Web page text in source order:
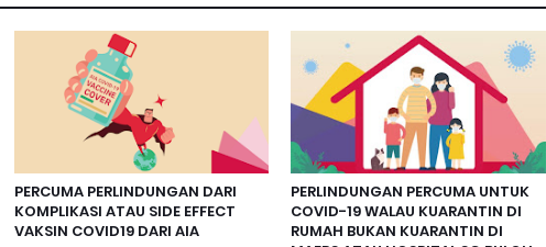
PERCUMA PERLINDUNGAN DARI
KOMPLIKASI ATAU SIDE EFFECT
VAKSIN COVID19 DARI AIA
PERLINDUNGAN PERCUMA UNTUK
COVID-19 WALAU KUARANTIN DI
RUMAH BUKAN KUARANTIN DI